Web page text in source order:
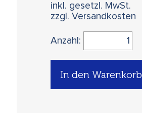
inkl. gesetzl. MwSt.
zzgl. Versandkosten
Anzahl:
In den Warenkorb